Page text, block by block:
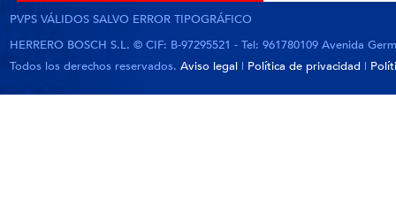
PVPS VÁLIDOS SALVO ERROR TIPOGRÁFICO
HERRERO BOSCH S.L. © CIF: B-97295521 - Tel: 961780109 Avenida
Todos los derechos reservados. Aviso legal | Política de privacidad |